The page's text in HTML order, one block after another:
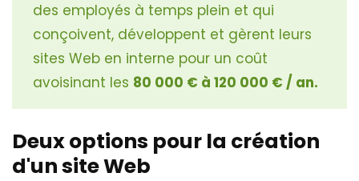
des employés à temps plein et qui
conçoivent, développent et gèrent leurs
sites Web en interne pour un coût
avoisinant les 80 000 € à 120 000 € / an.
Deux options pour la création
d'un site Web